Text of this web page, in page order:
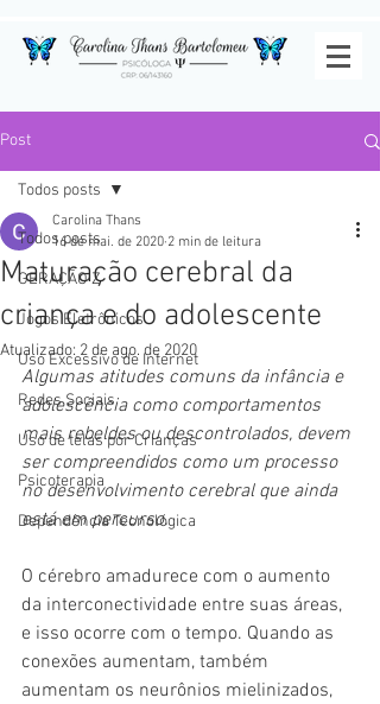
Post
Todos posts
GERAÇÃO Z
Jogos Eletrônicos
Uso Excessivo de Internet
Redes Sociais
Uso de telas por Crianças
Psicoterapia
Dependência Tecnológica
Todos posts
Maturação cerebral da
criança e do adolescente
Carolina Thans
16 de mai. de 2020 2 min de leitura
Atualizado: 2 de ago. de 2020
Algumas atitudes comuns da infância e
adolescência como comportamentos
mais rebeldes ou descontrolados, devem
ser compreendidos como um processo
no desenvolvimento cerebral que ainda
está em percurso.
O cérebro amadurece com o aumento
da interconectividade entre suas áreas,
e isso ocorre com o tempo. Quando as
conexões aumentam, também
aumentam os neurônios mielinizados,